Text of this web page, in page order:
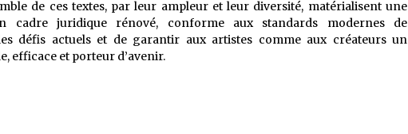
de ces textes, par leur ampleur et leur diversité, matérialisent une
cadre juridique rénové, conforme aux standards modernes de
défis actuels et de garantir aux artistes comme aux créateurs un
efficace et porteur d’avenir.